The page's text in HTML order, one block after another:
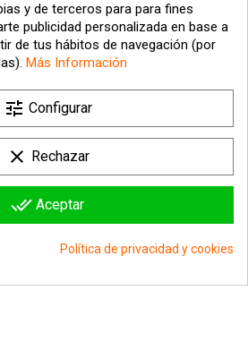

y de terceros para para fines
publicidad personalizada en base a
de tus hábitos de navegación (por
Más Información
tune Configurar
clear Rechazar
done_all Aceptar
Política de privacidad y cookies